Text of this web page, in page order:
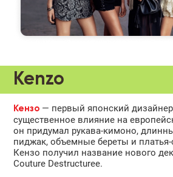
Kenzo
Кензо — первый японский
существенное влияние на
он придумал рукава-кимоно,
пиджак, объемные береты и платья-
Кензо получил название нового
Couture Destructuree.